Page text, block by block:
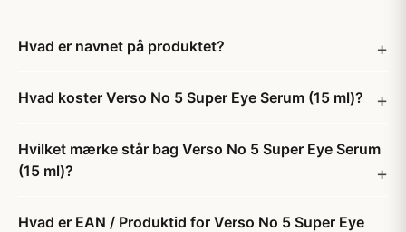
Hvad er navnet på produktet?
Hvad koster Verso No 5 Super Eye Serum (15 ml)?
Hvilket mærke står bag Verso No 5 Super Eye Serum
(15 ml)?
Hvad er EAN / Produktid for Verso No 5 Super Eye